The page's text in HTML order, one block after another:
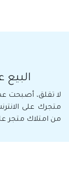
لا تقلق، أصبحت
متجرك على
من امتلاك متجر على